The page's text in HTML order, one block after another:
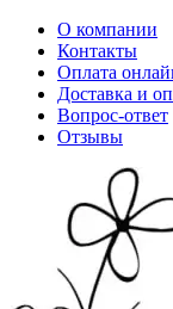
О компании
Контакты
Оплата
Доставка и
Вопрос-ответ
Отзывы